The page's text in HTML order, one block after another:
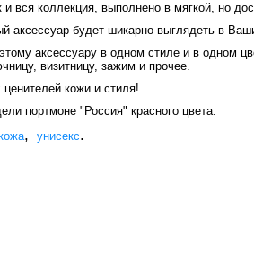
и вся коллекция, выполнено в мягкой, но
аксессуар будет шикарно выглядеть в
аксессуару в одном стиле и в одном
визитницу, зажим и прочее.
кожи и стиля!
портмоне "Россия" красного цвета.
, унисекс.